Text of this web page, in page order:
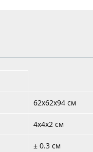
62x62x94 см
4x4x2 см
± 0.3 см